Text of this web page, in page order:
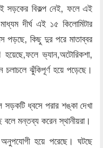
সড়কের বিকল্প নেই, ফলে এই
দীর্ঘ এই ১৫ কিলোমিটার
পড়ছে, কিছু দুর পরে মাতাব্বর
হয়েছে,ফলে ভ্যান,অটোরিকশা,
ঝুঁকিপূর্ণ হয়ে পড়েছে।
সড়কটি ধ্বসে পরার শঙ্কা দেখা
মন্তব্য করেন স্থানীয়রা।
হয়ে পরেছে। ঘটছে